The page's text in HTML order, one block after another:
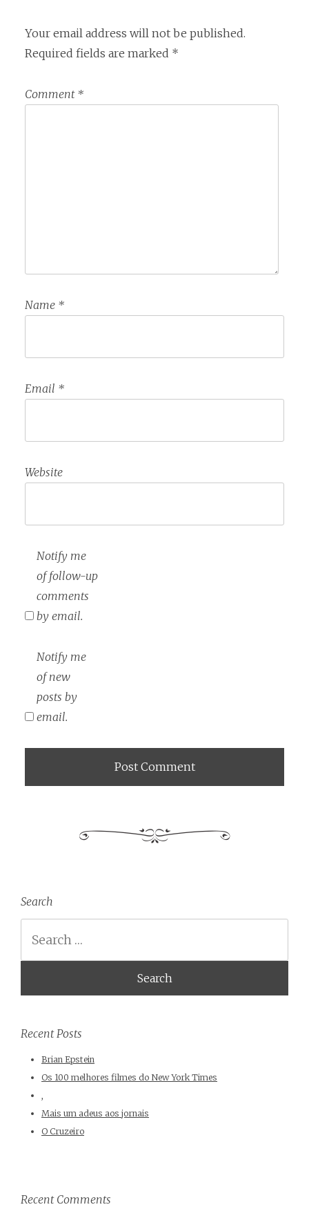
Your email address will not be published.
Required fields are marked *
Comment *
Name *
Email *
Website
Notify me
of follow-up
comments
by email.
Notify me
of new
posts by
email.
Search
Recent Posts
Brian Epstein
Os 100 melhores filmes do New York Times
Mais um adeus aos jornais
O Cruzeiro
Recent Comments